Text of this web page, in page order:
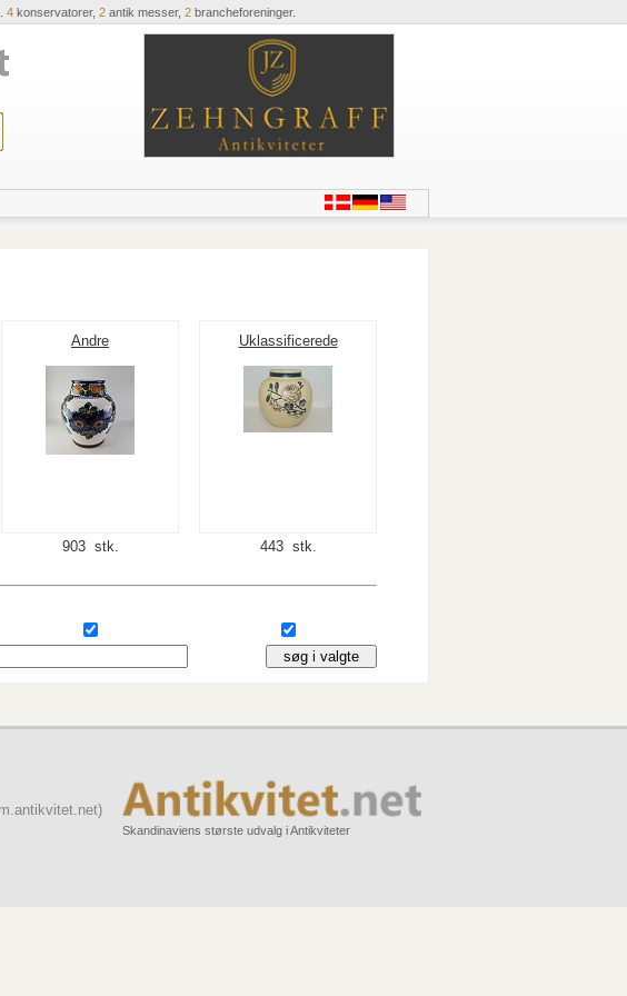
4 konservatorer, 2 antik messer, 2 brancheforeninger.
Andre Uklassificerede
903 stk. 443 stk.
Skandinaviens største udvalg i Antikviteter